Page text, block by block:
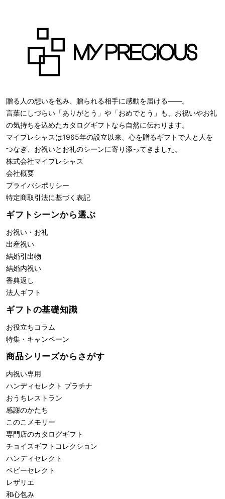
贈る人の想いを包み、贈られる相手に感動を届ける――。
言葉にしづらい「ありがとう」や「おめでとう」も、お祝いやお礼
の気持ちを込めたカタログギフトなら自然に伝わります。
マイプレシャスは1965年の設立以来、心を贈るギフトで人と人を
つなぎ、お祝いとお礼のシーンに寄り添ってきました。
株式会社マイプレシャス
会社概要
プライバシポリシー
特定商取引法に基づく表記
ギフトシーンから選ぶ
お祝い・お礼
出産祝い
結婚引出物
結婚内祝い
香典返し
法人ギフト
ギフトの基礎知識
お役立ちコラム
特集・キャンペーン
商品シリーズからさがす
内祝い専用
ハンディセレクト プラチナ
おうちレストラン
感謝のかたち
このこメモリー
専門店のカタログギフト
チョイスギフトコレクション
ハンディセレクト
ベビーセレクト
レザリエ
和心包み